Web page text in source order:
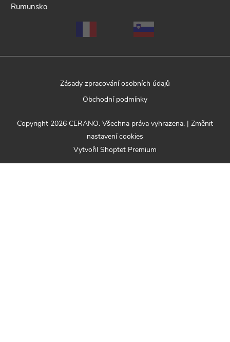
Rumunsko
Zásady zpracování osobních údajů
Obchodní podmínky
Vytvořil Shoptet Premium
Copyright 2026 CERANO. Všechna práva vyhrazena. | Změnit
nastavení cookies